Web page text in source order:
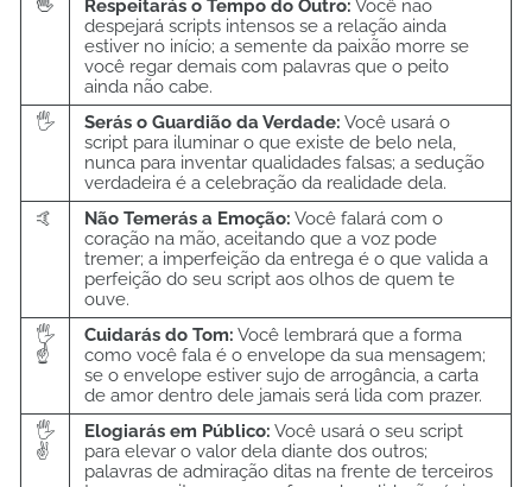
🖖 Respeitarás o Tempo do Outro: Você não
despejará scripts intensos se a relação ainda
estiver no início; a semente da paixão morre se
você regar demais com palavras que o peito
ainda não cabe.
🖐️
Serás o Guardião da Verdade: Você usará o
script para iluminar o que existe de belo nela,
nunca para inventar qualidades falsas; a sedução
verdadeira é a celebração da realidade dela.
🤙
Não Temerás a Emoção: Você falará com o
coração na mão, aceitando que a voz pode
tremer; a imperfeição da entrega é o que valida a
perfeição do seu script aos olhos de quem te
ouve.
🖐️
☝️
Cuidarás do Tom: Você lembrará que a forma
como você fala é o envelope da sua mensagem;
se o envelope estiver sujo de arrogância, a carta
de amor dentro dele jamais será lida com prazer.
🖐️
✌️
Elogiarás em Público: Você usará o seu script
para elevar o valor dela diante dos outros;
palavras de admiração ditas na frente de terceiros